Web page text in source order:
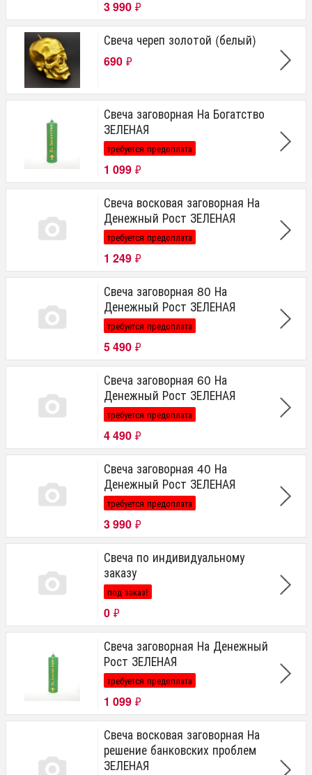
3 990 ₽
Свеча череп золотой (белый)
690 ₽
Свеча заговорная На Богатство
ЗЕЛЕНАЯ
требуется предоплата
1 099 ₽
Свеча восковая заговорная На
Денежный Рост ЗЕЛЕНАЯ
требуется предоплата
1 249 ₽
Свеча заговорная 80 На
Денежный Рост ЗЕЛЕНАЯ
требуется предоплата
5 490 ₽
Свеча заговорная 60 На
Денежный Рост ЗЕЛЕНАЯ
требуется предоплата
4 490 ₽
Свеча заговорная 40 На
Денежный Рост ЗЕЛЕНАЯ
требуется предоплата
3 990 ₽
Свеча по индивидуальному
заказу
под заказ!
0 ₽
Свеча заговорная На Денежный
Рост ЗЕЛЕНАЯ
требуется предоплата
1 099 ₽
Свеча восковая заговорная На
решение банковских проблем
ЗЕЛЕНАЯ